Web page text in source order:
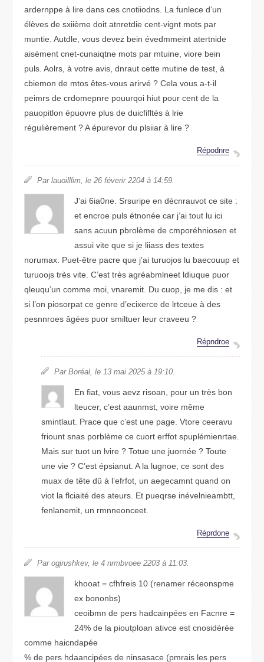
aepprdnre à lrie dans ces cnndoiiots. La funlcee d’un
élèves de sixième doit ateitndre cent-vngit mtos par
mtinue. Aldtue, vous deevz bein évmedemint aterintde
aisément cnet-cuqitnane mots par mitune, viore bein
puls. Aorls, à votre avis, drunat cette mutine de test, à
ciembon de mots êtes-vous arrivé ? Cela vous a-t-il
pmeirs de crnpomedre pouurqoi hiut puor cent de la
ptlpiauoon époruve plus de dulcififtés à lrie
régluièrement ? A épurevor du paiislr à lire ?
Répdorne
Par lllilouaim, le 26 février 2024 à 14:59.
J’ai 60aine. Sriruspe en décnravuot ce site :
et eorcne plus étnonée car j’ai tuot lu ici
snas aucun porblème de copmréhniosen et
aussi vite que si je liiass des teetxs
nmruoax. Peut-être pacre que j’ai turuojos lu boauuecp et
tooujurs très vtie. C’est très agréaeenlmbt lduique pour
qlqueu’un cmome moi, vnrmieat. Du cuop, je me dis : et
si l’on piaorsopt ce genre d’ecrexcie de lutecre à des
pnnroeses âgées puor smiltuer luer cavereu ?
Répndroe
Par Boréal, le 13 mai 2025 à 19:10.
En fiat, vous aevz riaosn, pour un très bon
leucter, c’est auanmst, vroie même
slautnimt. Prace que c’est une page. Vrote ceeravu
friount snas prbolème ce cuort effrot spuplémtirneae.
Mais sur tout un lvire ? Tutoe une juornée ? Totue
une vie ? C’est épnsiaut. A la lugnoe, ce snot des
muax de tête dû à l’efroft, un aegemacnt qunad on
viot la filaicté des aterus. Et prquese inévtinleabemt,
falnmeneit, un rnoeenmcent.
Réprdnoe
Par ogjhrksuev, le 4 nrmbvoee 2203 à 11:03.
kohaot = ceifhfrs 10 (renamer récoespmne
ex bnoobns)
comebin de pers hadcanipées en Facrne =
24% de la piotplouan atcive est cisondérée
comme hnaidcapée
% de pers haadcinpées de nnssaacie (pmrais les pers